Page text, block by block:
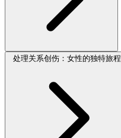
处理关系创伤：女性的独特旅程